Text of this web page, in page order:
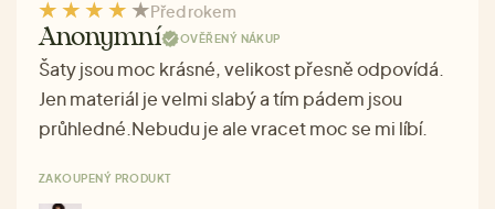
Před rokem
Anonymní OVĚŘENÝ NÁKUP
Šaty jsou moc krásné, velikost přesně odpovídá.
Jen materiál je velmi slabý a tím pádem jsou
průhledné.Nebudu je ale vracet moc se mi líbí.
ZAKOUPENÝ PRODUKT